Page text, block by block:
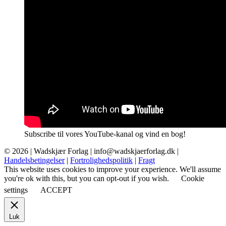
Subscribe til vores YouTube-kanal og vind en bog!
© 2026 | Wadskjær Forlag | info@wadskjaerforlag.dk |
Handelsbetingelser| Fortrolighedspolitik | Fragt
This website uses cookies to improve your experience. We'll assume
you're ok with this, but you can opt-out if you wish.
Cookie
settings
ACCEPT
Luk